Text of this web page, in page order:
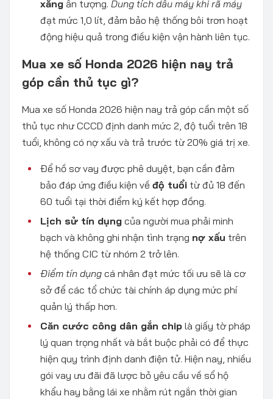
xăng ấn tượng. Dung tích dầu máy khi rã máy
đạt mức 1,0 lít, đảm bảo hệ thống bôi trơn hoạt
động hiệu quả trong điều kiện vận hành liên tục.
Mua xe số Honda 2026 hiện nay trả
góp cần thủ tục gì?
Mua xe số Honda 2026 hiện nay trả góp cần một số
thủ tục như CCCD định danh mức 2, độ tuổi trên 18
tuổi, không có nợ xấu và trả trước từ 20% giá trị xe.
Để hồ sơ vay được phê duyệt, bạn cần đảm
bảo đáp ứng điều kiện về độ tuổi từ đủ 18 đến
60 tuổi tại thời điểm ký kết hợp đồng.
Lịch sử tín dụng của người mua phải minh
bạch và không ghi nhận tình trạng nợ xấu trên
hệ thống CIC từ nhóm 2 trở lên.
Điểm tín dụng cá nhân đạt mức tối ưu sẽ là cơ
sở để các tổ chức tài chính áp dụng mức phí
quản lý thấp hơn.
Căn cước công dân gắn chip là giấy tờ pháp
lý quan trọng nhất và bắt buộc phải có để thực
hiện quy trình định danh điện tử. Hiện nay, nhiều
gói vay ưu đãi đã lược bỏ yêu cầu về sổ hộ
khẩu hay bằng lái xe nhằm rút ngắn thời gian